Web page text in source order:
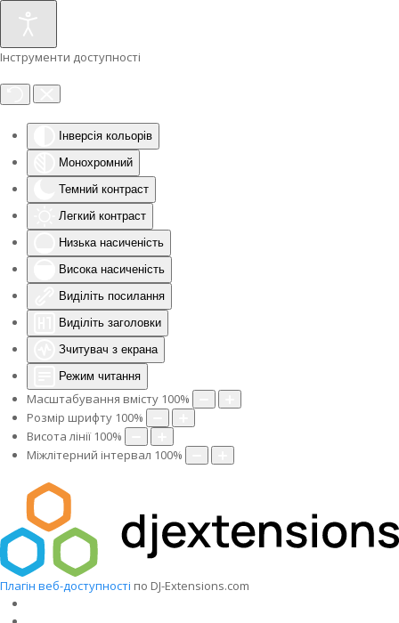
Інструменти доступності
Інверсія кольорів
Монохромний
Темний контраст
Легкий контраст
Низька насиченість
Висока насиченість
Виділіть посилання
Виділіть заголовки
Зчитувач з екрана
Режим читання
Масштабування вмісту 100%
Розмір шрифту 100%
Висота лінії 100%
Міжлітерний інтервал 100%
Плагін веб-доступності по DJ-Extensions.com